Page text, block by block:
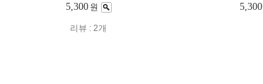
5,300 원
리뷰 : 2개
5,300